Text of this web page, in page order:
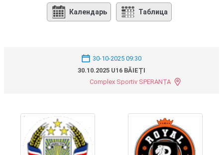
Календарь Таблица
30-10-2025 09:30
30.10.2025 U16 BĂIEȚI
Complex Sportiv SPERANȚA